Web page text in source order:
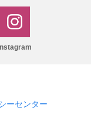
Instagram
ーセンター